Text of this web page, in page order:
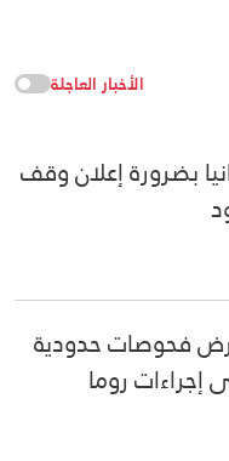
الأخبار العاجلة
بضرورة إعلان وقف
فحوصات حدودية
إجراءات روما